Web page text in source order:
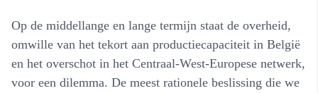
Op de middellange en lange termijn staat de overheid,
omwille van het tekort aan productiecapaciteit in België
en het overschot in het Centraal-West-Europese netwerk,
voor een dilemma. De meest rationele beslissing die we